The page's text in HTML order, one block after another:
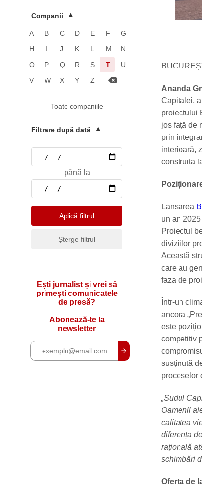
Imobiliare
Pharma & Sănătate
Social
Telecomunicatii
Companii ▾
A B C D E F
G
H
I J K L M
N
O
P Q R S T
U
V
W X Y Z
Toate companiile
Filtrare după dată ▾
până la
Aplică filtrul
Șterge filtrul
Ești jurnalist și vrei să
primești comunicatele
de presă?
Abonează-te la
newsletter
Ananda
Capitalei,
proiectului
jos față de
prin
interioară,
construită
Lansarea
un an
Proiectul
diviziilor
Această
care au
faza de
Într-un
ancora
este
competitiv
susținută
proceselor
„Sudul
Oamenii
calitatea
diferența
rațională
schimbări
Oferta de